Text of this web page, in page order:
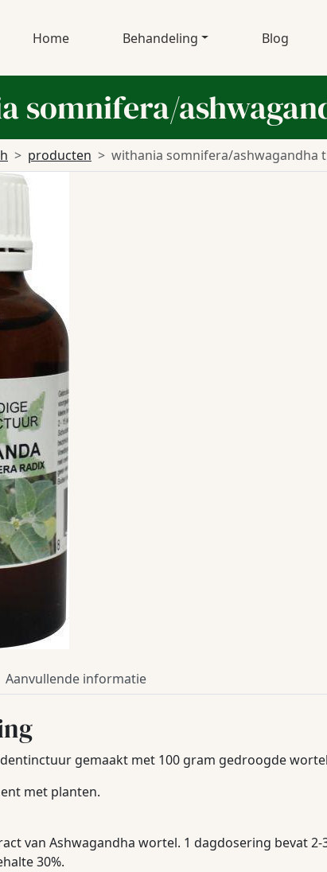
Home Behandeling Blog
somnifera/
producten withania somnifera/ashwagandha
Aanvullende informatie
gemaakt met 100 gram gedroogde
met planten.
van Ashwagandha wortel. 1 dagdosering bevat
30%.